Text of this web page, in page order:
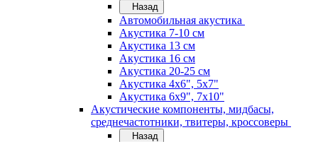
Назад
Автомобильная акустика
Акустика 7-10 см
Акустика 13 см
Акустика 16 см
Акустика 20-25 см
Акустика 4х6", 5х7"
Акустика 6х9", 7х10"
Акустические компоненты, мидбасы,
среднечастотники, твитеры, кроссоверы
Назад